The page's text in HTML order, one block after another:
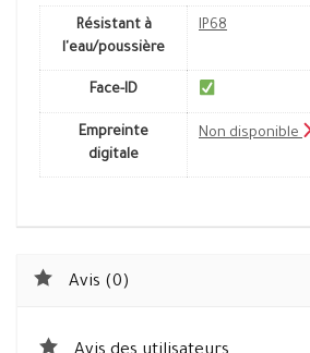
Résistant à
l'eau/poussière
IP68
Face-ID
Empreinte
digitale
Non disponible
Avis (0)